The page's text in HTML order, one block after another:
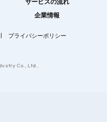
サービスの流れ
企業情報
プライバシーポリシー
Co., Ltd..